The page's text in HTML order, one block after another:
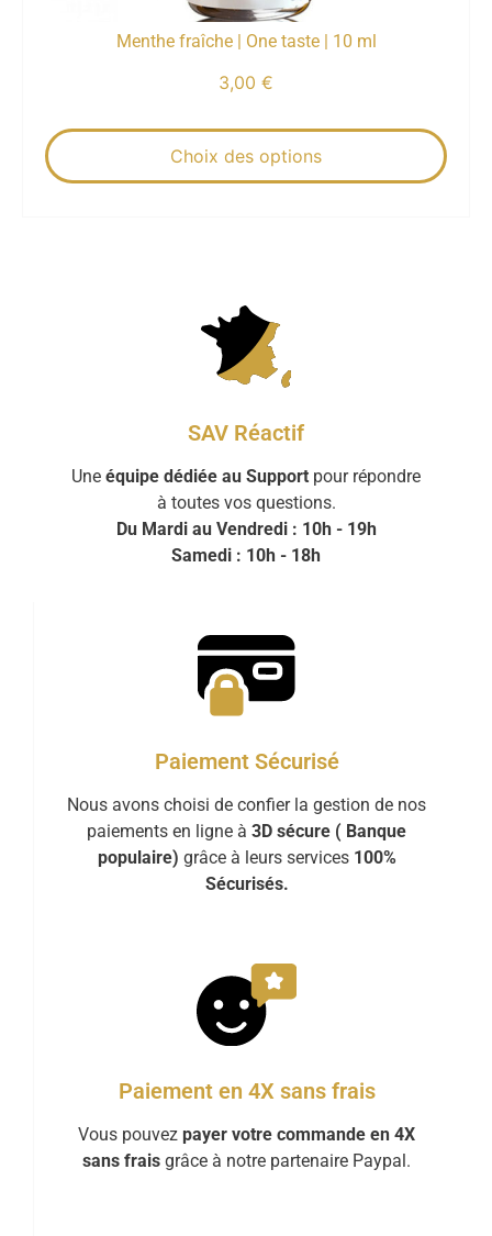
Menthe fraîche | One taste | 10 ml
3,00 €
Choix des options
SAV Réactif
Une équipe dédiée au Support pour répondre
à toutes vos questions.
Du Mardi au Vendredi : 10h - 19h
Samedi : 10h - 18h
Paiement Sécurisé
Nous avons choisi de confier la gestion de nos
paiements en ligne à 3D sécure ( Banque
populaire) grâce à leurs services 100%
Sécurisés.
Paiement en 4X sans frais
Vous pouvez payer votre commande en 4X
sans frais grâce à notre partenaire Paypal.